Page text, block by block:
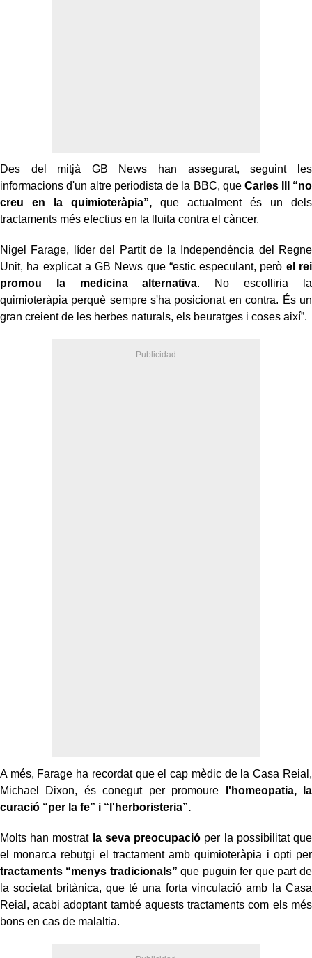
Des del mitjà GB News han assegurat, seguint les
informacions d'un altre periodista de la BBC, que Carles III “no
creu en la quimioteràpia”,que actualment és un dels
tractaments més efectius en la lluita contra el càncer.
Nigel Farage, líder del Partit de la Independència del Regne
Unit, ha explicat a GB News que “estic especulant, però el rei
promou la medicina alternativa. No escolliria la
quimioteràpia perquè sempre s'ha posicionat en contra. És un
gran creient de les herbes naturals, els beuratges i coses així”.
A més, Farage ha recordat que el cap mèdic de la Casa Reial,
Michael Dixon, és conegut per promoure
l'homeopatia, la
curació “per la fe” i “l'herboristeria”.
Molts han mostrat la seva preocupació per la possibilitat que
el monarca rebutgi el tractament amb quimioteràpia i opti per
tractaments “menys tradicionals” que puguin fer que part de
la societat britànica, que té una forta vinculació amb la Casa
Reial, acabi adoptant també aquests tractaments com els més
bons en cas de malaltia.